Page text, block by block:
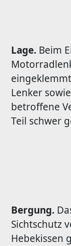
Lage. Beim
Lenker
betroffene
Teil schwer
Bergung.
Sichtschutz
Hebekissen